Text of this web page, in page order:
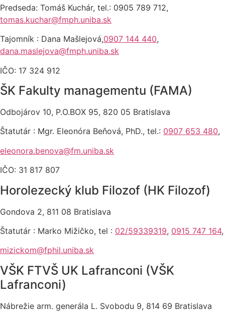
Predseda: Tomáš Kuchár, tel.: 0905 789 712,
tomas.kuchar@fmph.uniba.sk
Tajomník : Dana Mašlejová,0907 144 440,
dana.maslejova@fmph.uniba.sk
IČO: 17 324 912
ŠK Fakulty managementu (FAMA)
Odbojárov 10, P.O.BOX 95, 820 05 Bratislava
Štatutár : Mgr. Eleonóra Beňová, PhD., tel.: 0907 653 480,
eleonora.benova@fm.uniba.sk
IČO: 31 817 807
Horolezecký klub Filozof (HK Filozof)
Gondova 2, 811 08 Bratislava
Štatutár : Marko Mižičko, tel : 02/59339319, 0915 747 164,
mizickom@fphil.uniba.sk
VŠK FTVŠ UK Lafranconi (VŠK
Lafranconi)
Nábrežie arm. generála L. Svobodu 9, 814 69 Bratislava